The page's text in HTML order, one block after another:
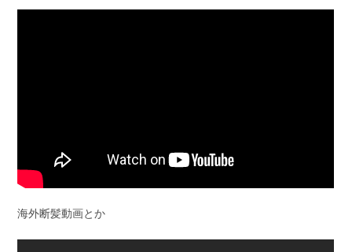
海外断髪動画とか